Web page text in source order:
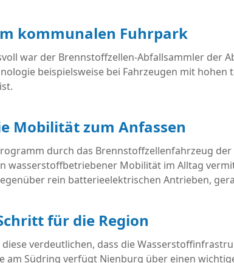
kommunalen Fuhrpark
war der Brennstoffzellen-Abfallsammler der
beispielsweise bei Fahrzeugen mit
Mobilität zum Anfassen
durch das Brennstoffzellenfahrzeug
wasserstoffbetriebener Mobilität im Alltag
rein batterieelektrischen Antrieben,
für die Region
verdeutlichen, dass die
am Südring verfügt Nienburg über einen